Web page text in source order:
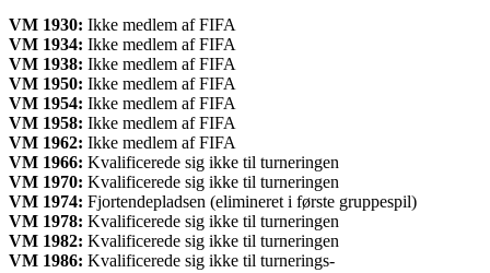
VM 1930: Ikke medlem af FIFA
VM 1934: Ikke medlem af FIFA
VM 1938: Ikke medlem af FIFA
VM 1950: Ikke medlem af FIFA
VM 1954: Ikke medlem af FIFA
VM 1958: Ikke medlem af FIFA
VM 1962: Ikke medlem af FIFA
VM 1966: Kvalificerede sig ikke til turneringen
VM 1970: Kvalificerede sig ikke til turneringen
VM 1974: Fjortendepladsen (elimineret i første gruppespil)
VM 1978: Kvalificerede sig ikke til turneringen
VM 1982: Kvalificerede sig ikke til turneringen
VM 1986: Kvalificerede sig ikke til turnerings-